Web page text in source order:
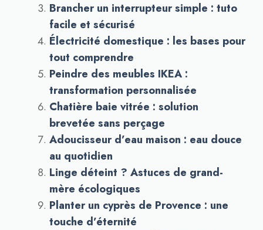
Brancher un interrupteur simple : tuto
facile et sécurisé
Électricité domestique : les bases pour
tout comprendre
Peindre des meubles IKEA :
transformation personnalisée
Chatière baie vitrée : solution
brevetée sans perçage
Adoucisseur d’eau maison : eau douce
au quotidien
Linge déteint ? Astuces de grand-
mère écologiques
Planter un cyprès de Provence : une
touche d’éternité